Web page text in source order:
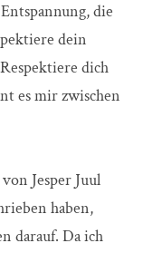
die
dein
dich
es mir zwischen
Jesper Juul
haben,
darauf. Da ich